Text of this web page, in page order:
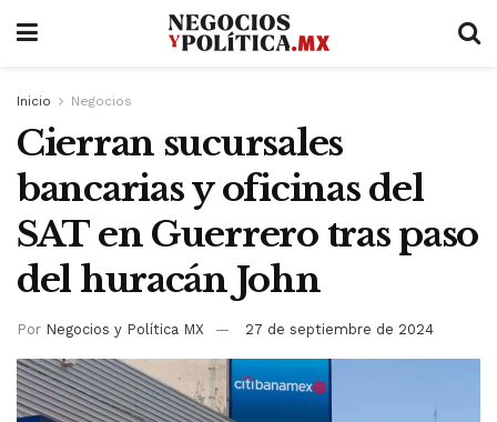
Inicio Negocios
Cierran sucursales
bancarias y oficinas del
SAT en Guerrero tras paso
del huracán John
Por Negocios y Política MX 27 de septiembre de 2024